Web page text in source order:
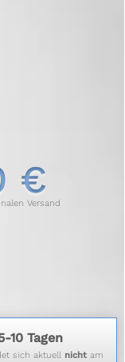
€
Versand
10 Tagen
sich aktuell nicht am